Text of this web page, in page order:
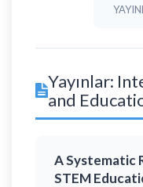
Yayınlar:
and
A Systematic
STEM